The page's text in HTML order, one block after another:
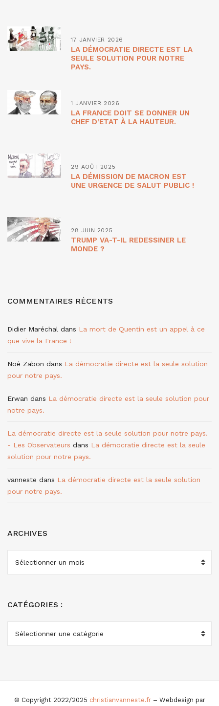
17 JANVIER 2026
LA DÉMOCRATIE DIRECTE EST LA
SEULE SOLUTION POUR NOTRE
PAYS.
1 JANVIER 2026
LA FRANCE DOIT SE DONNER UN
CHEF D’ETAT À LA HAUTEUR.
29 AOÛT 2025
LA DÉMISSION DE MACRON EST
UNE URGENCE DE SALUT PUBLIC !
28 JUIN 2025
TRUMP VA-T-IL REDESSINER LE
MONDE ?
COMMENTAIRES RÉCENTS
Didier Maréchal dans La mort de Quentin est un appel à ce
que vive la France !
Noé Zabon dans La démocratie directe est la seule solution
pour notre pays.
Erwan dans La démocratie directe est la seule solution pour
notre pays.
La démocratie directe est la seule solution pour notre pays.
- Les Observateurs dans La démocratie directe est la seule
solution pour notre pays.
vanneste dans La démocratie directe est la seule solution
pour notre pays.
ARCHIVES
CATÉGORIES :
© Copyright 2022/2025 christianvanneste.fr– Webdesign par